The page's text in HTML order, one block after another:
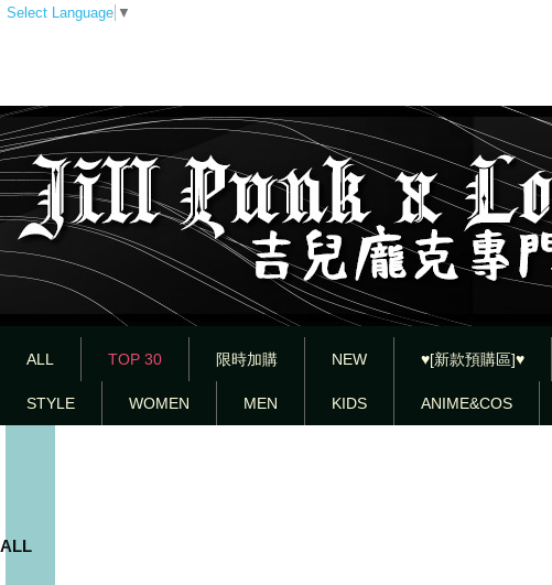
Select Language ▼
ALL TOP 30 限時加購 NEW ♥[新款預購區]♥
STYLE WOMEN MEN KIDS ANIME&COS
ALL